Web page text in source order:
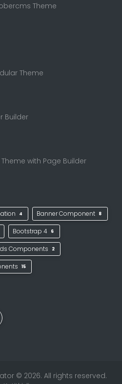
Theme
Theme
Builder
with Page Builder
4 Banner Component 8
Bootstrap 4 6
Components 2
15
© 2026. All rights reserved.